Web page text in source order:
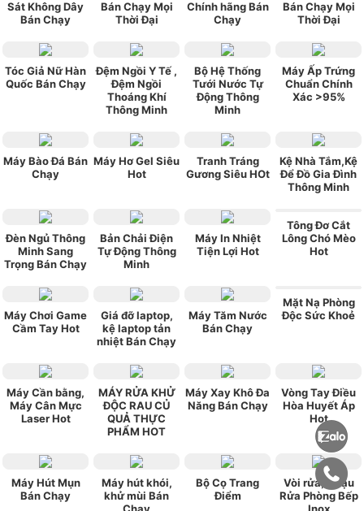
Sát Không Dây
Bán Chạy
Bán Chạy Mọi
Thời Đại
Chính hãng Bán
Chạy
Bán Chạy Mọi
Thời Đại
Tóc Giả Nữ Hàn
Quốc Bán Chạy
Đệm Ngồi Y Tế ,
Đệm Ngồi
Thoáng Khí
Thông Minh
Bộ Hệ Thống
Tưới Nước Tự
Động Thông
Minh
Máy Ấp Trứng
Chuẩn Chính
Xác >95%
Máy Bào Đá Bán
Chạy
Máy Hơ Gel Siêu
Hot
Tranh Tráng
Gương Siêu HOt
Kệ Nhà Tắm,Kệ
Để Đồ Gia Đình
Thông Minh
Đèn Ngủ Thông
Minh Sang
Trọng Bán Chạy
Bản Chải Điện
Tự Động Thông
Minh
Máy In Nhiệt
Tiện Lợi Hot
Tông Đơ Cắt
Lông Chó Mèo
Hot
Máy Chơi Game
Cầm Tay Hot
Giá đỡ laptop,
kệ laptop tản
nhiệt Bán Chạy
Máy Tăm Nước
Bán Chạy
Mặt Nạ Phòng
Độc Sức Khoẻ
Máy Cần bằng,
Máy Cân Mực
Laser Hot
MÁY RỬA KHỬ
ĐỘC RAU CỦ
QUẢ THỰC
PHẨM HOT
Máy Xay Khô Đa
Năng Bán Chạy
Vòng Tay Điều
Hòa Huyết Áp
Hot
Máy Hút Mụn
Bán Chạy
Máy hút khói,
khử mùi Bán
Bộ Cọ Trang
Điểm
Vòi rửa, Chậu
Rửa Phòng Bếp